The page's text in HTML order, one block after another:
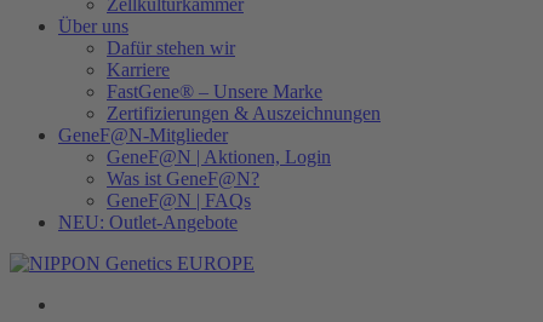
Zellkulturkammer
Über uns
Dafür stehen wir
Karriere
FastGene® – Unsere Marke
Zertifizierungen & Auszeichnungen
GeneF@N-Mitglieder
GeneF@N | Aktionen, Login
Was ist GeneF@N?
GeneF@N | FAQs
NEU: Outlet-Angebote